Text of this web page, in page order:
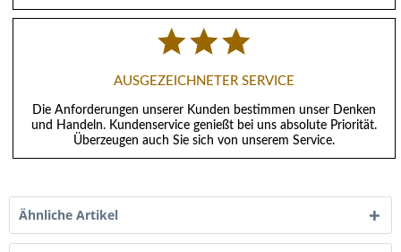
AUSGEZEICHNETER SERVICE
Die Anforderungen unserer Kunden bestimmen unser Denken
und Handeln. Kundenservice genießt bei uns absolute Priorität.
Überzeugen auch Sie sich von unserem Service.
Ähnliche Artikel